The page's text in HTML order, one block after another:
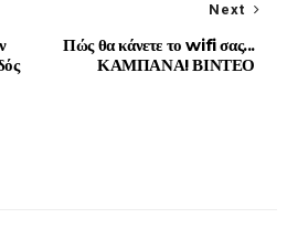
Next
Πώς θα κάνετε το wifi σας...
ΚΑΜΠΑΝΑ! ΒΙΝΤΕΟ